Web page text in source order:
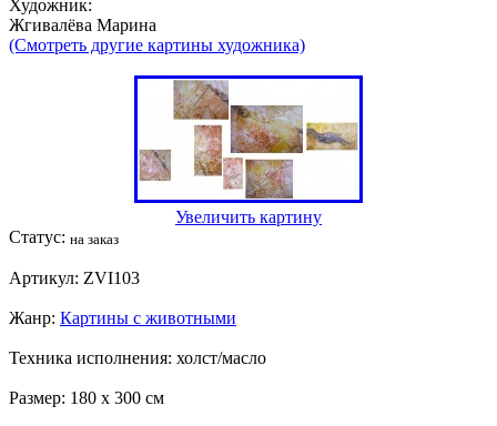
Художник:
Жгивалёва Марина
(Смотреть другие картины художника)
Увеличить картину
Статус: на заказ
Артикул: ZVI103
Жанр: Картины с животными
Техника исполнения: холст/масло
Размер: 180 x 300 см